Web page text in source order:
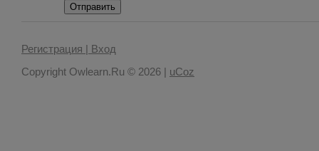
Отправить
Регистрация | Вход
Copyright Owlearn.Ru © 2026 | uCoz